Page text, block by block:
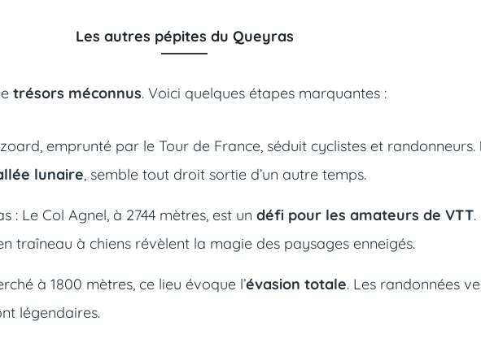
Les autres pépites du Queyras
trésors méconnus. Voici quelques étapes marquantes :
emprunté par le Tour de France, séduit cyclistes et randonneurs.
lunaire, semble tout droit sortie d’un autre temps.
: Le Col Agnel, à 2744 mètres, est un défi pour les amateurs de VTT.
traîneau à chiens révèlent la magie des paysages enneigés.
à 1800 mètres, ce lieu évoque l’évasion totale. Les randonnées
légendaires.